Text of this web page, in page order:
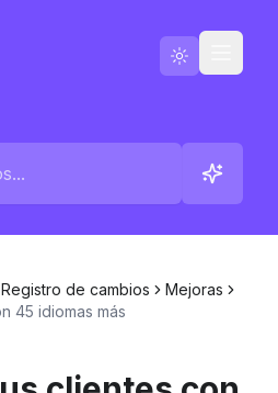
Registro de cambios
Mejoras
45 idiomas más